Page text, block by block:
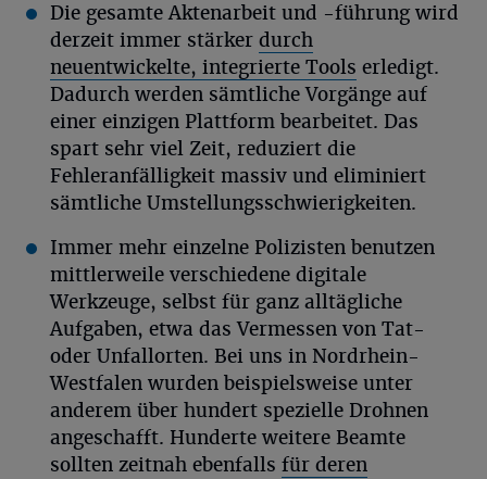
Die gesamte Aktenarbeit und -führung wird
derzeit immer stärker durch
neuentwickelte, integrierte Tools erledigt.
Dadurch werden sämtliche Vorgänge auf
einer einzigen Plattform bearbeitet. Das
spart sehr viel Zeit, reduziert die
Fehleranfälligkeit massiv und eliminiert
sämtliche Umstellungsschwierigkeiten.
Immer mehr einzelne Polizisten benutzen
mittlerweile verschiedene digitale
Werkzeuge, selbst für ganz alltägliche
Aufgaben, etwa das Vermessen von Tat-
oder Unfallorten. Bei uns in Nordrhein-
Westfalen wurden beispielsweise unter
anderem über hundert spezielle Drohnen
angeschafft. Hunderte weitere Beamte
sollten zeitnah ebenfalls für deren